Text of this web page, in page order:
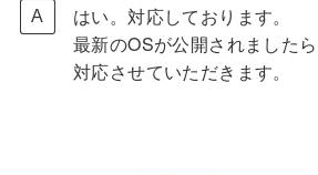
はい。対応しております。
最新のOSが公開されました
対応させていただきます。